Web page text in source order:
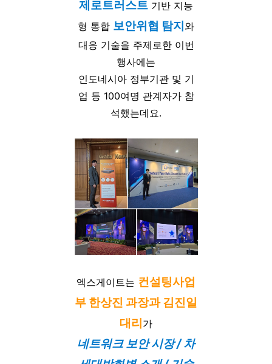
제로트러스트 기반 지능
형 통합 보안위협 탐지 와
대응 기술을 주제로한 이번
행사에는
인도네시아 정부기관 및 기
업 등 100여명 관계자가 참
석했는데요.
엑스게이트는 컨설팅사업
부 한상진 과장과 김진일
대리 가
네트워크 보안 시장 / 차